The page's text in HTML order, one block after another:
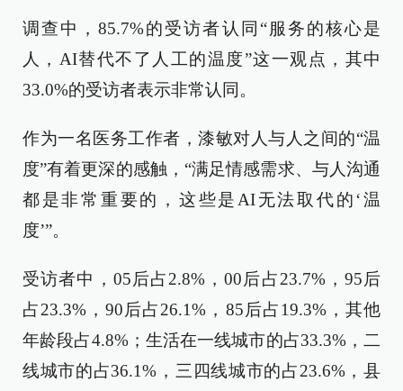
调查中，85.7%的受访者认同“服务的核心是
人，AI替代不了人工的温度”这一观点，其中
33.0%的受访者表示非常认同。
作为一名医务工作者，漆敏对人与人之间的“温
度”有着更深的感触，“满足情感需求、与人沟通
都是非常重要的，这些是AI无法取代的‘温
度’”。
受访者中，05后占2.8%，00后占23.7%，95后
占23.3%，90后占26.1%，85后占19.3%，其他
年龄段占4.8%；生活在一线城市的占33.3%，二
线城市的占36.1%，三四线城市的占23.6%，县